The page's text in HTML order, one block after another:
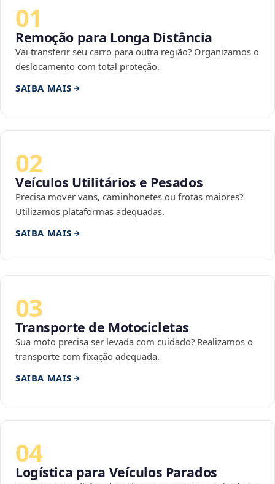
01
Remoção para Longa Distância
Vai transferir seu carro para outra região? Organizamos o
deslocamento com total proteção.
SAIBA MAIS
02
Veículos Utilitários e Pesados
Precisa mover vans, caminhonetes ou frotas maiores?
Utilizamos plataformas adequadas.
SAIBA MAIS
03
Transporte de Motocicletas
Sua moto precisa ser levada com cuidado? Realizamos o
transporte com fixação adequada.
SAIBA MAIS
04
Logística para Veículos Parados